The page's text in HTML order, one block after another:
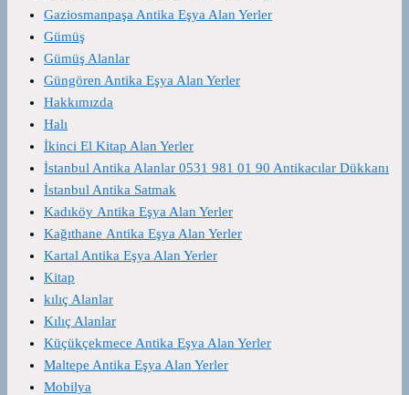
Gaziosmanpaşa Antika Eşya Alan Yerler
Gümüş
Gümüş Alanlar
Güngören Antika Eşya Alan Yerler
Hakkımızda
Halı
İkinci El Kitap Alan Yerler
İstanbul Antika Alanlar 0531 981 01 90 Antikacılar Dükkanı
İstanbul Antika Satmak
Kadıköy Antika Eşya Alan Yerler
Kağıthane Antika Eşya Alan Yerler
Kartal Antika Eşya Alan Yerler
Kitap
kılıç Alanlar
Kılıç Alanlar
Küçükçekmece Antika Eşya Alan Yerler
Maltepe Antika Eşya Alan Yerler
Mobilya